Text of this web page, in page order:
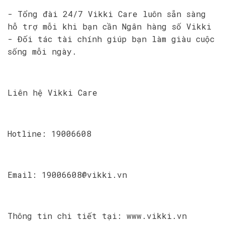
- Tổng đài 24/7 Vikki Care luôn sẵn sàng
hỗ trợ mỗi khi bạn cần Ngân hàng số Vikki
- Đối tác tài chính giúp bạn làm giàu cuộc
sống mỗi ngày.
Liên hệ Vikki Care
Hotline: 19006608
Email: 19006608@vikki.vn
Thông tin chi tiết tại: www.vikki.vn